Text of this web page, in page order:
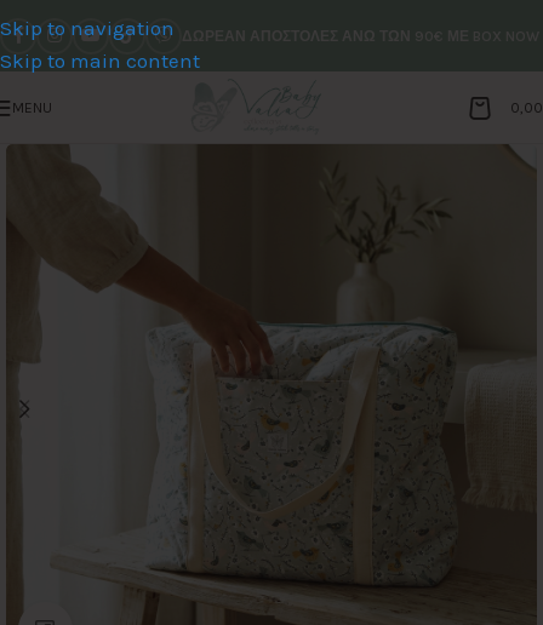
Skip to navigation
Skip to main content
MENU